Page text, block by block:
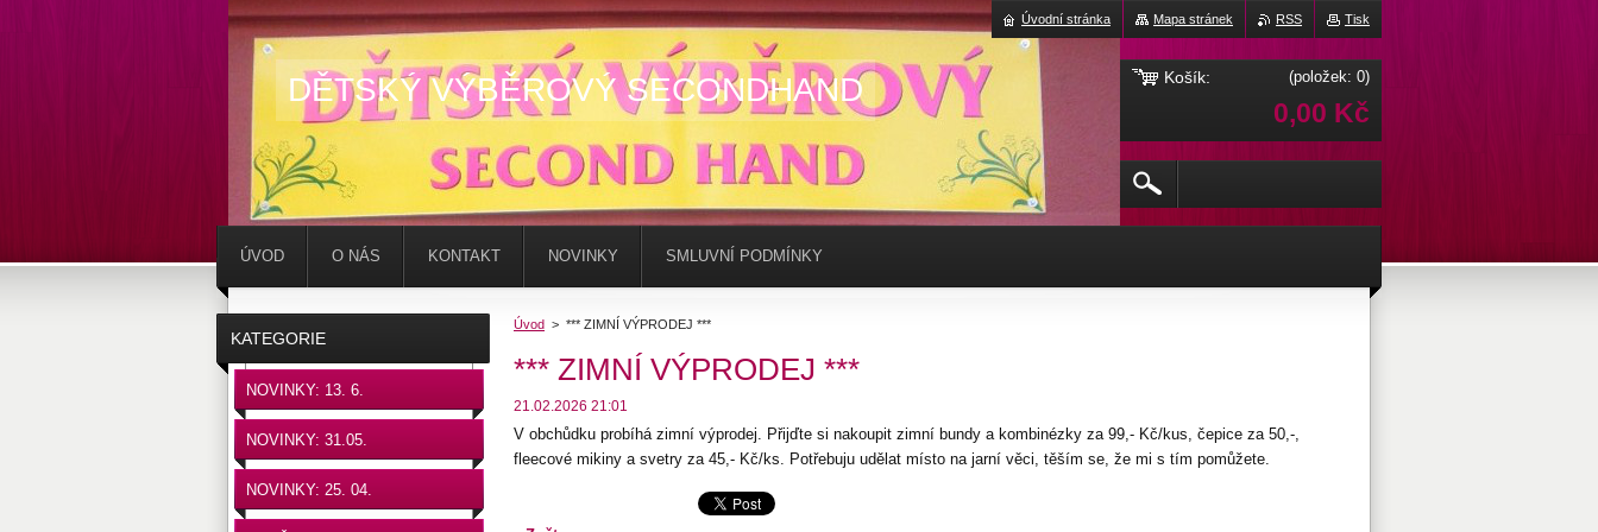
DĚTSKÝ VÝBĚROVÝ SECONDHAND
Úvod > *** ZIMNÍ VÝPRODEJ ***
*** ZIMNÍ VÝPRODEJ ***
21.02.2026 21:01
V obchůdku probíhá zimní výprodej. Přijďte si nakoupit zimní bundy a kombinézky za 99,- Kč/kus, čepice za 50,-,
fleecové mikiny a svetry za 45,- Kč/ks. Potřebuju udělat místo na jarní věci, těším se, že mi s tím pomůžete.
KATEGORIE
NOVINKY: 13. 6.
NOVINKY: 31.05.
NOVINKY: 25. 04.
ÚVOD O NÁS KONTAKT NOVINKY SMLUVNÍ PODMÍNKY
Tisk
RSS
Mapa stránek
Úvodní stránka
Košík: (položek: 0)
0,00 Kč